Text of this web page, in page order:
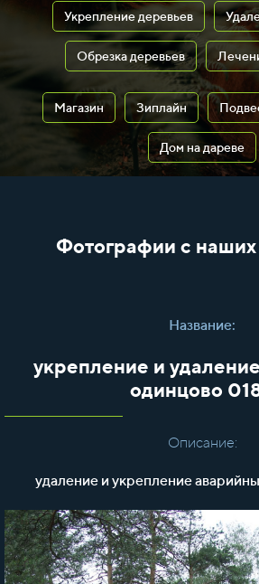
Укрепление деревьев
Обрезка деревьев
Магазин Зиплайн
Дом на дареве
Фотографии с наших
Название:
укрепление и
одинцово
Описание:
удаление и укрепление